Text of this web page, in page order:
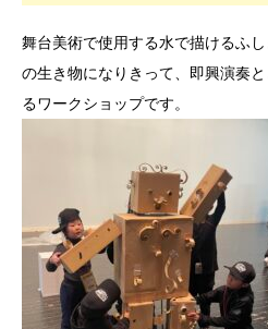
舞台美術で使用する水で描けるふ
の生き物になりきって、即興演奏
るワークショップです。